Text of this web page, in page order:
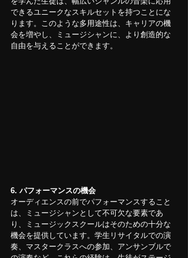
できるユニークなスキルセットを持つことにな
ります。このような多用途性は、キャリアの機
会を増やし、ミュージシャンに、より創造的な
自由を与えることができます。
6. パフォーマンスの機会
オーディエンスの前でパフォーマンスすること
は、ミュージシャンとして不可欠な要素であ
り、ミュージックスクールはそのための十分な
機会を提供しています。学生リサイタルでの演
奏、マスタークラスへの参加、アンサンブルで